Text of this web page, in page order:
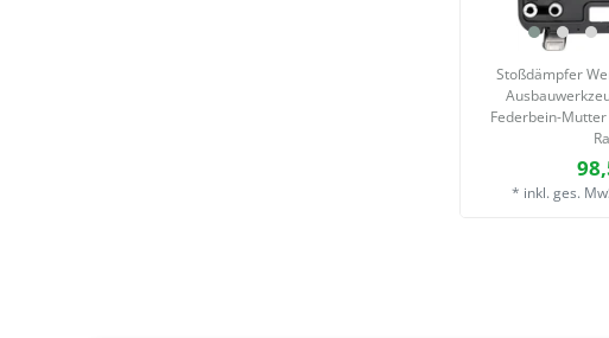
Stoßdämpfer
Federbein-
* inkl. ges.